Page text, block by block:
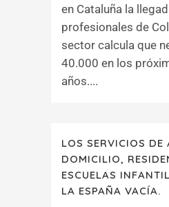
en Cataluña la
profesionales de
sector calcula que
40.000 en los
años....
LOS SERVICIOS DE
DOMICILIO,
ESCUELAS
LA ESPAÑA VACÍA.